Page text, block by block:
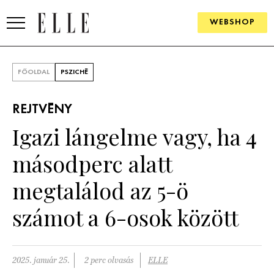
WEBSHOP
SZÉPSÉG
PSZICHÉ
PÁRKAPCSOLAT
FŐOLDAL PSZICHÉ
REJTVÉNY
Igazi lángelme vagy, ha 4
másodperc alatt
megtalálod az 5-ö
számot a 6-osok között
2025. január 25. 2 perc olvasás ELLE